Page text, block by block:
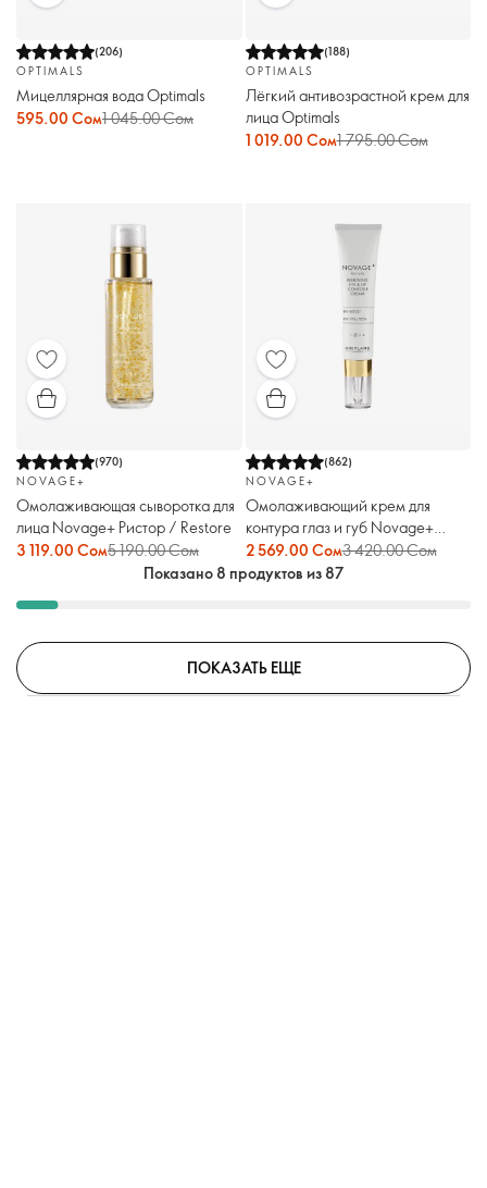
(206)
OPTIMALS
Мицеллярная вода Optimals
595.00 Сом1 045.00 Сом
(188)
OPTIMALS
Лёгкий антивозрастной крем для
лица Optimals
1 019.00 Сом1 795.00 Сом
(970)
NOVAGE+
Омолаживающая сыворотка для
лица Novage+ Ристор / Restore
3 119.00 Сом5 190.00 Сом
(862)
NOVAGE+
Омолаживающий крем для
контура глаз и губ Novage+
Ристор / Restore
2 569.00 Сом3 420.00 Сом
Показано 8 продуктов из 87
ПОКАЗАТЬ ЕЩЕ